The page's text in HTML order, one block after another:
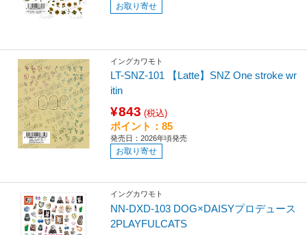
お取り寄せ
イングカワモト
LT-SNZ-101 【Latte】SNZ One stroke wr
itin
¥843 (税込)
ポイント：85
発売日：2026年頃発売
お取り寄せ
イングカワモト
NN-DXD-103 DOG×DAISYプロデュース
2PLAYFULCATS